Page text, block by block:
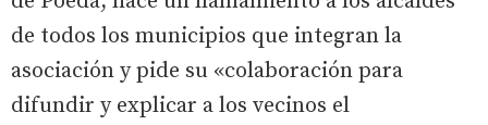
de todos los municipios que integran la
asociación y pide su «colaboración para
difundir y explicar a los vecinos el